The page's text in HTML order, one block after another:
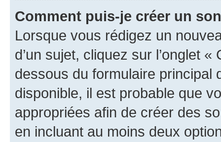
Comment puis-je créer un
Lorsque vous rédigez un
d’un sujet, cliquez sur l’onglet
dessous du formulaire principal
disponible, il est probable que
appropriées afin de créer des
en incluant au moins deux